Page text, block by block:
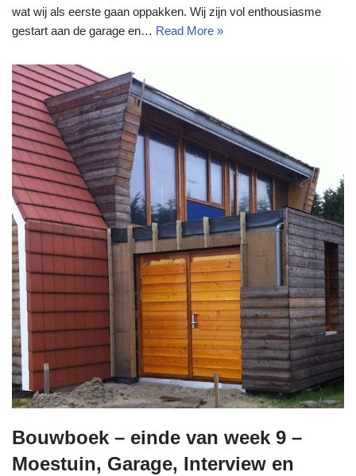
wat wij als eerste gaan oppakken. Wij zijn vol enthousiasme
gestart aan de garage en… Read More »
Bouwboek – einde van week 9 –
Moestuin, Garage, Interview en